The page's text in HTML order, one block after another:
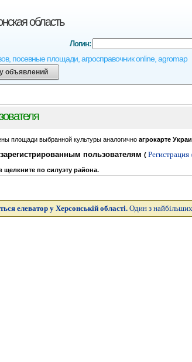
область
посевные площади, агросправочник online, agromap
Логин:
объявлений
площади выбранной культуры аналогично агрокарте
пользователям ( Регистрация
по силуэту района.
елеватор у Херсонській області. Один з